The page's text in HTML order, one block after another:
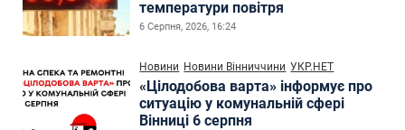
температури повітря
6 Серпня, 2026, 16:24
Новини Новини Вінниччини УКР.НЕТ
«Цілодобова варта» інформує про
ситуацію у комунальній сфері
Вінниці 6 серпня